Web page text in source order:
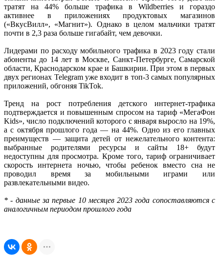
тратят на 44% больше трафика в Wildberries и гораздо
активнее в приложениях продуктовых магазинов
(«ВкусВилл», «Магнит»). Однако в целом мальчики тратят
почти в 2,3 раза больше гигабайт, чем девочки.
Лидерами по расходу мобильного трафика в 2023 году стали
абоненты до 14 лет в Москве, Санкт-Петербурге, Самарской
области, Краснодарском крае и Башкирии. При этом в первых
двух регионах Telegram уже входит в топ-3 самых популярных
приложений, обгоняя TikTok.
Тренд на рост потребления детского интернет-трафика
подтверждается и повышенным спросом на тариф «МегаФон
Kids», число подключений которого с января выросло на 19%,
а с октября прошлого года — на 44%. Одно из его главных
преимуществ — защита детей от нежелательного контента:
выбранные родителями ресурсы и сайты 18+ будут
недоступны для просмотра. Кроме того, тариф ограничивает
скорость интернета ночью, чтобы ребенок вместо сна не
проводил время за мобильными играми или
развлекательными видео.
* - данные за первые 10 месяцев 2023 года сопоставляются с
аналогичным периодом прошлого года